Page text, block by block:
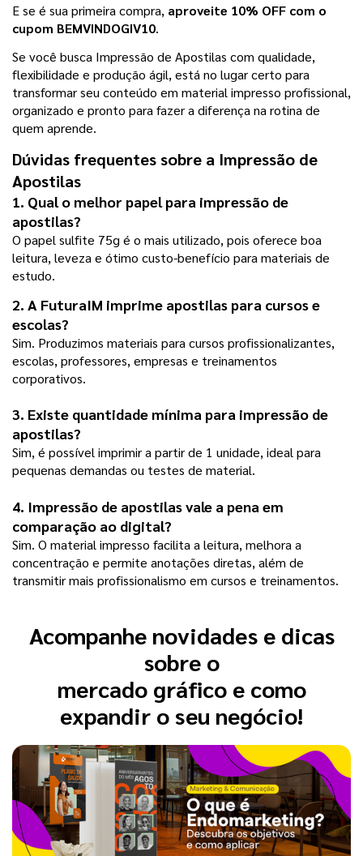
E se é sua primeira compra, aproveite 10% OFF com o
cupom BEMVINDOGIV10.
Se você busca Impressão de Apostilas com qualidade,
flexibilidade e produção ágil, está no lugar certo para
transformar seu conteúdo em material impresso profissional,
organizado e pronto para fazer a diferença na rotina de
quem aprende.
Dúvidas frequentes sobre a Impressão de
Apostilas
1. Qual o melhor papel para impressão de
apostilas?
O papel sulfite 75g é o mais utilizado, pois oferece boa
leitura, leveza e ótimo custo-benefício para materiais de
estudo.
2. A FuturaIM imprime apostilas para cursos e
escolas?
Sim. Produzimos materiais para cursos profissionalizantes,
escolas, professores, empresas e treinamentos
corporativos.
3. Existe quantidade mínima para impressão de
apostilas?
Sim, é possível imprimir a partir de 1 unidade, ideal para
pequenas demandas ou testes de material.
4. Impressão de apostilas vale a pena em
comparação ao digital?
Sim. O material impresso facilita a leitura, melhora a
concentração e permite anotações diretas, além de
transmitir mais profissionalismo em cursos e treinamentos.
Acompanhe novidades e dicas
sobre o
mercado gráfico e como
expandir o seu negócio!